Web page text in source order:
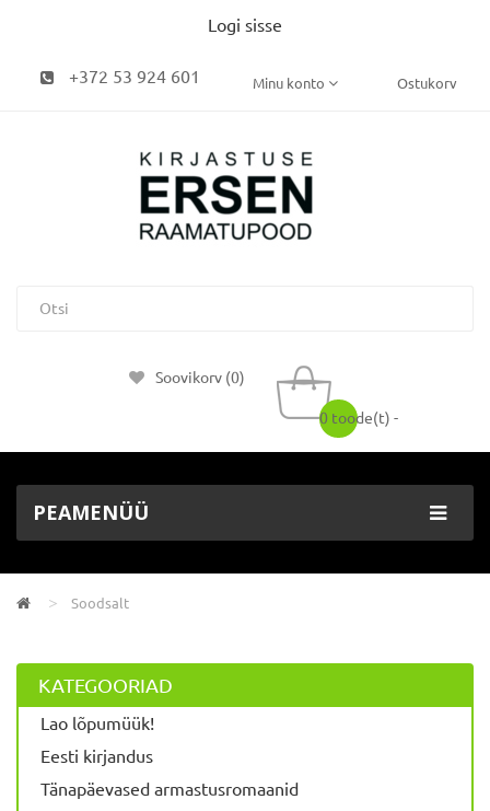
Logi sisse
+372 53 924 601 Minu konto Ostukorv
Soovikorv (0)
0 toode(t) -
PEAMENÜÜ
Soodsalt
KATEGOORIAD
Lao lõpumüük!
Eesti kirjandus
Tänapäevased armastusromaanid